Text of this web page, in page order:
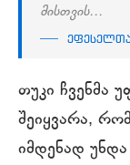
მისთვის…
თუკი ჩვენმა
შეიყვარა,
იმდენად